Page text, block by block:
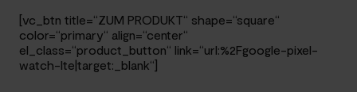
[vc_btn title=“ZUM PRODUKT“ shape=“square“
color=“primary“ align=“center“
el_class=“product_button“ link=“url:%2Fgoogle-pixel-
watch-lte|target:_blank“]